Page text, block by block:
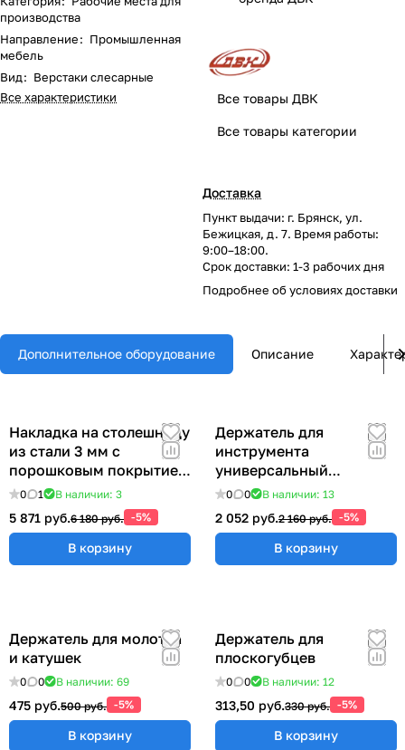
производства
Направление: Промышленная
мебель
Вид: Верстаки слесарные
Все характеристики
Все товары ДВК
Все товары категории
Доставка
Пункт выдачи: г. Брянск, ул.
Бежицкая, д. 7. Время работы:
9:00–18:00.
Срок доставки: 1-3 рабочих дня
Подробнее обусловиях доставки
Дополнительное оборудование Описание
Накладка на столешницу
из стали 3 мм с
порошковым покрытием
(ширина 800 мм) ER-
0 1 В наличии: 3
5 871 руб.6 180 руб. -5%
В корзину
Держатель для
инструмента
универсальный
57x383x185 мм ER-
0 0 В наличии: 13
2 052 руб.2 160 руб. -5%
В корзину
Держатель для молотка
и катушек
0 0 В наличии: 69
475 руб.500 руб. -5%
В корзину
Держатель для
плоскогубцев
0 0 В наличии: 12
313,50 руб.330 руб. -5%
В корзину